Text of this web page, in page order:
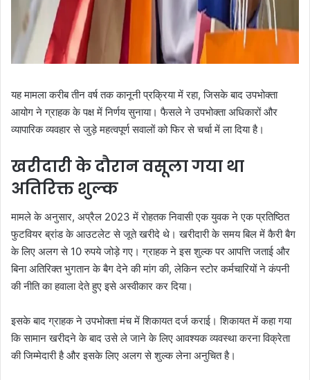
यह मामला करीब तीन वर्ष तक कानूनी प्रक्रिया में रहा, जिसके बाद उपभोक्ता
आयोग ने ग्राहक के पक्ष में निर्णय सुनाया। फैसले ने उपभोक्ता अधिकारों और
व्यापारिक व्यवहार से जुड़े महत्वपूर्ण सवालों को फिर से चर्चा में ला दिया है।
खरीदारी के दौरान वसूला गया था
अतिरिक्त शुल्क
मामले के अनुसार, अप्रैल 2023 में रोहतक निवासी एक युवक ने एक प्रतिष्ठित
फुटवियर ब्रांड के आउटलेट से जूते खरीदे थे। खरीदारी के समय बिल में कैरी बैग
के लिए अलग से 10 रुपये जोड़े गए। ग्राहक ने इस शुल्क पर आपत्ति जताई और
बिना अतिरिक्त भुगतान के बैग देने की मांग की, लेकिन स्टोर कर्मचारियों ने कंपनी
की नीति का हवाला देते हुए इसे अस्वीकार कर दिया।
इसके बाद ग्राहक ने उपभोक्ता मंच में शिकायत दर्ज कराई। शिकायत में कहा गया
कि सामान खरीदने के बाद उसे ले जाने के लिए आवश्यक व्यवस्था करना विक्रेता
की जिम्मेदारी है और इसके लिए अलग से शुल्क लेना अनुचित है।